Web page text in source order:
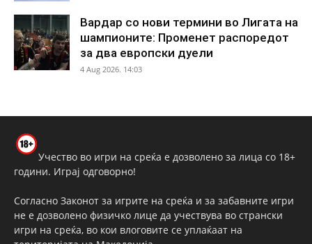
Вардар со нови термини во Лигата на
шампионите: Променет распоредот
за два европски дуели
4 Aug 2026. 14:03
Учество во игри на среќа е дозволено за лица со 18+
години. Играј одговорно!
Согласно Законот за игрите на среќа и за забавните игри
не е дозволено физичко лице да учествува во странски
игри на среќа, во кои влоговите се уплаќаат на